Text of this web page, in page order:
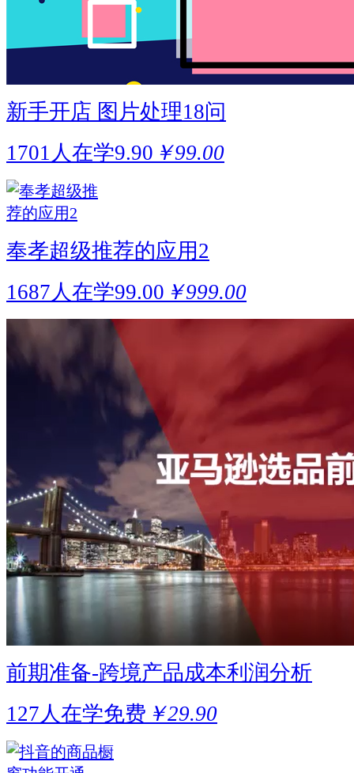
新手开店 图片处理18问
1701人在学9.90 ￥99.00
奉孝超级推荐的应用2
1687人在学99.00 ￥999.00
前期准备-跨境产品成本利润分析
127人在学免费 ￥29.90